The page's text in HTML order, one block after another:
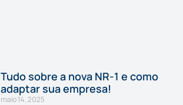
Tudo sobre a nova NR-1 e como
adaptar sua empresa!
maio 14, 2025